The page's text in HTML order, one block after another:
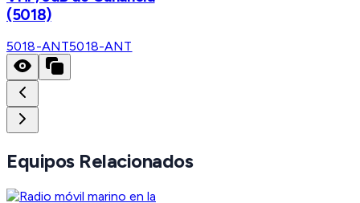
(5018)
5018-ANT5018-ANT
Equipos Relacionados